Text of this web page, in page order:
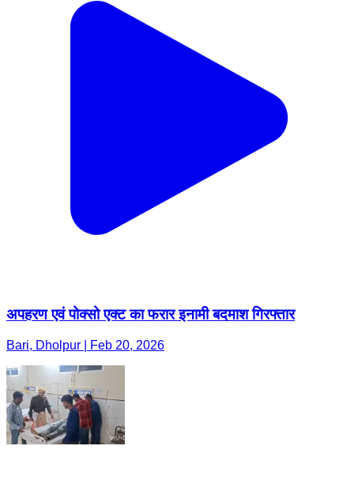
अपहरण एवं पोक्सो एक्ट का फरार इनामी बदमाश गिरफ्तार
Bari, Dholpur | Feb 20, 2026